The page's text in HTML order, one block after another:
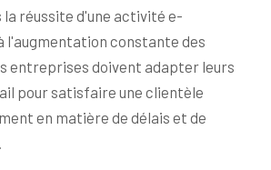
réussite d'une activité e-
l'augmentation constante des
entreprises doivent adapter leurs
pour satisfaire une clientèle
en matière de délais et de